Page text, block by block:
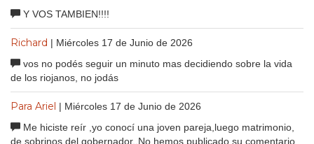
Y VOS TAMBIEN!!!!
Richard | Miércoles 17 de Junio de 2026
vos no podés seguir un minuto mas decidiendo sobre la vida
de los riojanos, no jodás
Para Ariel | Miércoles 17 de Junio de 2026
Me hiciste reír ,yo conocí una joven pareja,luego matrimonio,
de sobrinos del gobernador..No hemos publicado su comentario